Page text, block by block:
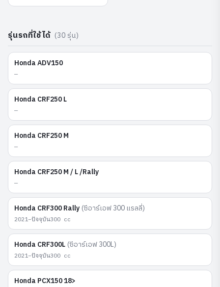
รุ่นรถที่ใช้ได้ (30 รุ่น)
HondaADV150
—
Honda CRF250 L
—
Honda CRF250 M
—
Honda CRF250 M / L /Rally
—
Honda CRF300 Rally (ซีอาร์เอฟ 300 แรลลี่)
2021–ปัจจุบัน300 cc
Honda CRF300L (ซีอาร์เอฟ 300L)
2021–ปัจจุบัน300 cc
Honda PCX150 18>